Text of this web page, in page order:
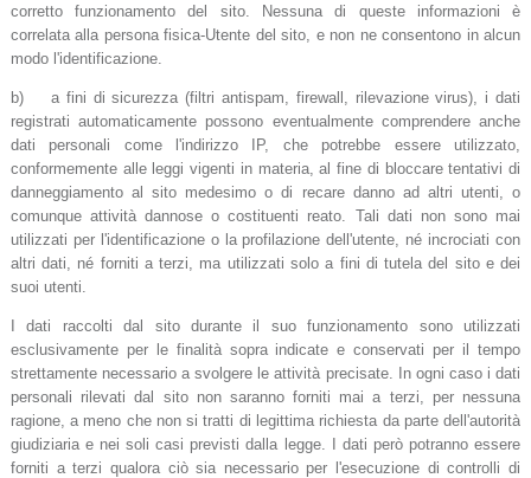
corretto funzionamento del sito. Nessuna di queste informazioni è
correlata alla persona fisica-Utente del sito, e non ne consentono in alcun
modo l'identificazione.
b) a fini di sicurezza (filtri antispam, firewall, rilevazione virus), i dati
registrati automaticamente possono eventualmente comprendere anche
dati personali come l'indirizzo IP, che potrebbe essere utilizzato,
conformemente alle leggi vigenti in materia, al fine di bloccare tentativi di
danneggiamento al sito medesimo o di recare danno ad altri utenti, o
comunque attività dannose o costituenti reato. Tali dati non sono mai
utilizzati per l'identificazione o la profilazione dell'utente, né incrociati con
altri dati, né forniti a terzi, ma utilizzati solo a fini di tutela del sito e dei
suoi utenti.
I dati raccolti dal sito durante il suo funzionamento sono utilizzati
esclusivamente per le finalità sopra indicate e conservati per il tempo
strettamente necessario a svolgere le attività precisate. In ogni caso i dati
personali rilevati dal sito non saranno forniti mai a terzi, per nessuna
ragione, a meno che non si tratti di legittima richiesta da parte dell'autorità
giudiziaria e nei soli casi previsti dalla legge. I dati però potranno essere
forniti a terzi qualora ciò sia necessario per l'esecuzione di controlli di